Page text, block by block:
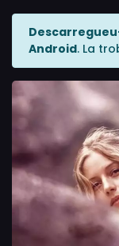
Android. La